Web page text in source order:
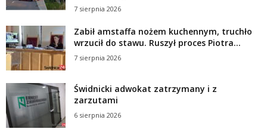
7 sierpnia 2026
Zabił amstaffa nożem kuchennym, truchło
wrzucił do stawu. Ruszył proces Piotra...
7 sierpnia 2026
Świdnicki adwokat zatrzymany i z
zarzutami
6 sierpnia 2026